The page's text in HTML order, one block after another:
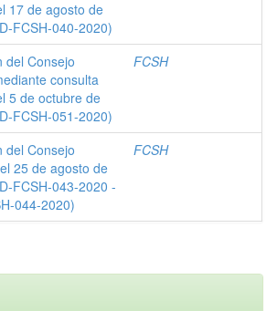
17 de agosto de
FCSH-040-2020)
del Consejo
consulta
5 de octubre de
FCSH-051-2020)
FCSH
del Consejo
25 de agosto de
FCSH-043-2020 -
044-2020)
FCSH